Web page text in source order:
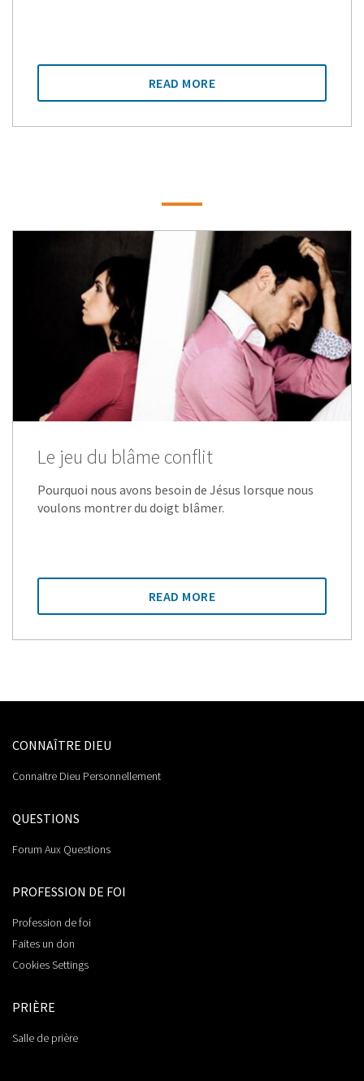
READ MORE
Le jeu du blâme conflit
Pourquoi nous avons besoin de Jésus lorsque nous
voulons montrer du doigt blâmer.
READ MORE
CONNAÎTRE DIEU
Connaitre Dieu Personnellement
QUESTIONS
Forum Aux Questions
PROFESSION DE FOI
Profession de foi
Faites un don
Cookies Settings
PRIÈRE
Salle de prière